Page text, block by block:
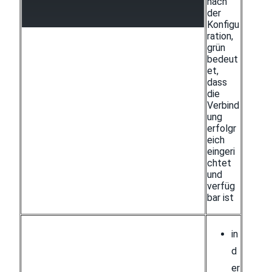
der
Konfigu
ration,
grün
bedeut
et,
dass
die
Verbind
ung
erfolgr
eich
eingeri
chtet
und
verfüg
bar ist
in
d
er